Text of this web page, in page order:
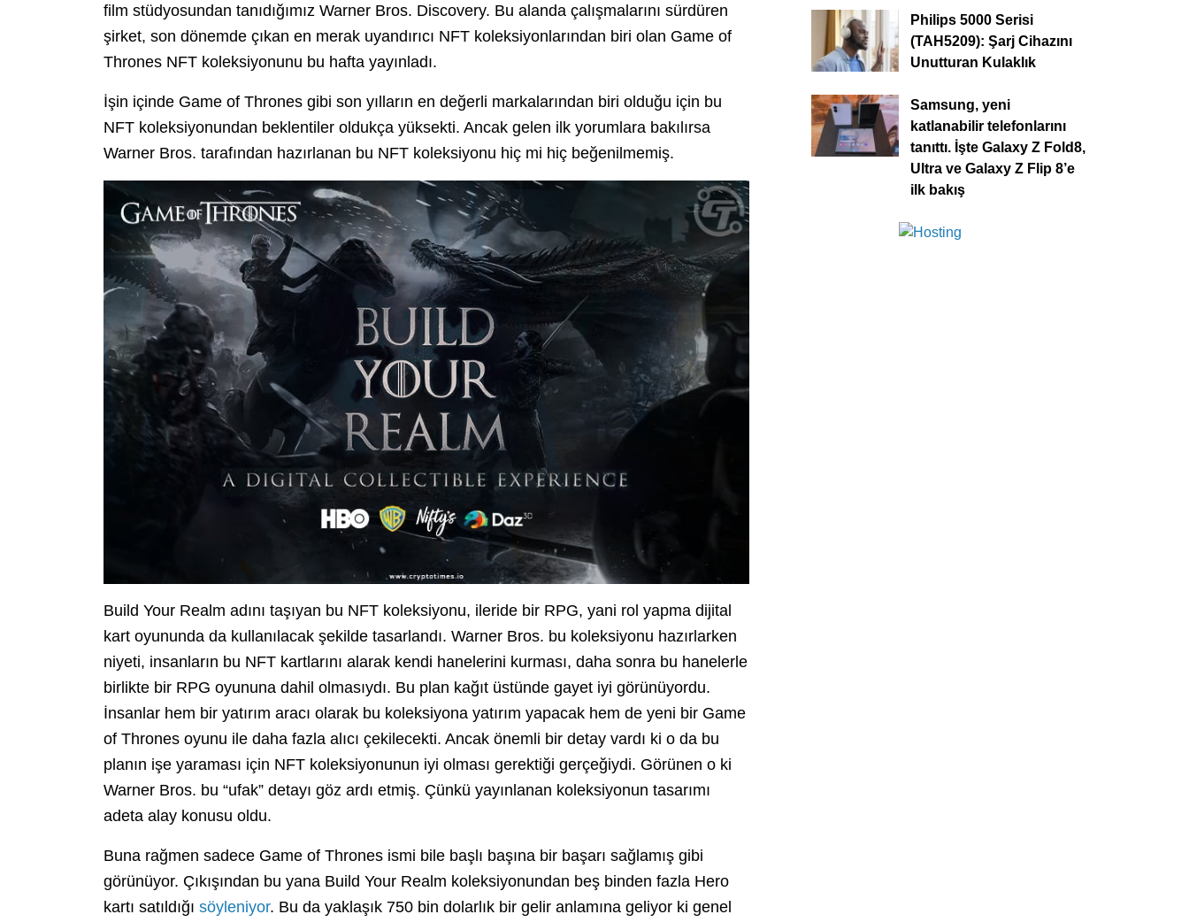
film stüdyosundan tanıdığımız Warner Bros. Discovery. Bu alanda çalışmalarını sürdüren
şirket, son dönemde çıkan en merak uyandırıcı NFT koleksiyonlarından biri olan Game of
Thrones NFT koleksiyonunu bu hafta yayınladı.
İşin içinde Game of Thrones gibi son yılların en değerli markalarından biri olduğu için bu
NFT koleksiyonundan beklentiler oldukça yüksekti. Ancak gelen ilk yorumlara bakılırsa
Warner Bros. tarafından hazırlanan bu NFT koleksiyonu hiç mi hiç beğenilmemiş.
Build Your Realm adını taşıyan bu NFT koleksiyonu, ileride bir RPG, yani rol yapma dijital
kart oyununda da kullanılacak şekilde tasarlandı. Warner Bros. bu koleksiyonu hazırlarken
niyeti, insanların bu NFT kartlarını alarak kendi hanelerini kurması, daha sonra bu hanelerle
birlikte bir RPG oyununa dahil olmasıydı. Bu plan kağıt üstünde gayet iyi görünüyordu.
İnsanlar hem bir yatırım aracı olarak bu koleksiyona yatırım yapacak hem de yeni bir Game
of Thrones oyunu ile daha fazla alıcı çekilecekti. Ancak önemli bir detay vardı ki o da bu
planın işe yaraması için NFT koleksiyonunun iyi olması gerektiği gerçeğiydi. Görünen o ki
Warner Bros. bu “ufak” detayı göz ardı etmiş. Çünkü yayınlanan koleksiyonun tasarımı
adeta alay konusu oldu.
Buna rağmen sadece Game of Thrones ismi bile başlı başına bir başarı sağlamış gibi
görünüyor. Çıkışından bu yana Build Your Realm koleksiyonundan beş binden fazla Hero
kartı satıldığı söyleniyor. Bu da yaklaşık 750 bin dolarlık bir gelir anlamına geliyor ki genel
Philips 5000 Serisi
(TAH5209): Şarj Cihazını
Unutturan Kulaklık
Samsung, yeni
katlanabilir telefonlarını
tanıttı. İşte Galaxy Z Fold8,
Ultra ve Galaxy Z Flip 8’e
ilk bakış